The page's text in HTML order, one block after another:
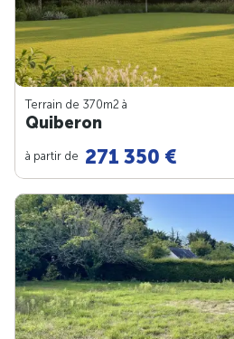
Terrain de 370m2 à
Quiberon
à partir de 271 350 €